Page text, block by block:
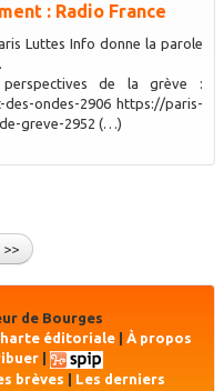
: Radio France
Luttes Info donne la parole
perspectives de la grève :
ondes-2906 https://paris-
greve-2952 (…)
>>
de Bourges
éditoriale
À propos
|
brèves | Les derniers